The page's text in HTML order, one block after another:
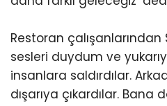
Restoran çalışanlarından
sesleri duydum ve
insanlara saldırdılar.
dışarıya çıkardılar. Bana